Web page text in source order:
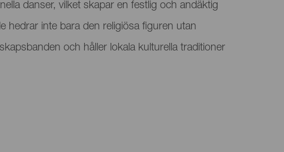
danser, vilket skapar en festlig och andäktig
hedrar inte bara den religiösa figuren utan
och håller lokala kulturella traditioner